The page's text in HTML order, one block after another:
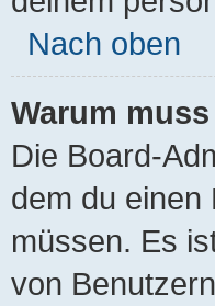
Nach oben
Warum
Die Board-
dem du einen
müssen. Es
von